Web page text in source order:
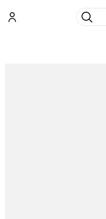
ورود جست و جو